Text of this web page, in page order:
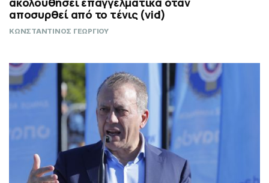
αποσυρθεί από το τένις (vid)
ΚΩΝΣΤΑΝΤΙΝΟΣ ΓΕΩΡΓΙΟΥ